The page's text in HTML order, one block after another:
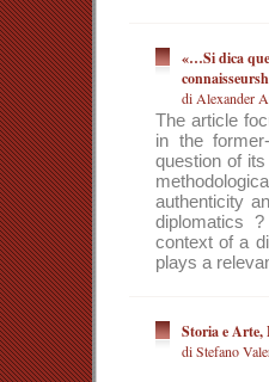
«…Si dica
di Alexander
The article
in the
question of
authenticity
diplomatics
context of a
plays a
Storia e Arte,
di Stefano